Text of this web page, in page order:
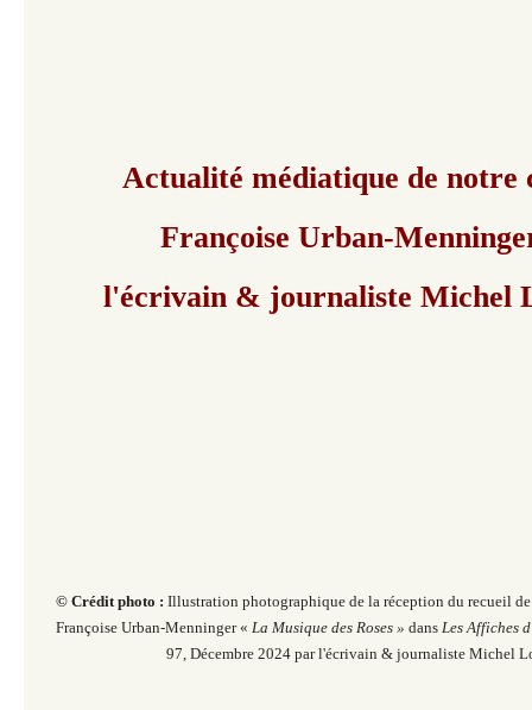
Actualité médiatique de notre
Françoise Urban-
l'écrivain & journaliste Michel
© Crédit photo : Illustration photographique de la réception du recueil
Françoise Urban-Menninger « La Musique des Roses » dans Les Affiches
97, Décembre 2024 par l'écrivain & journaliste Michel